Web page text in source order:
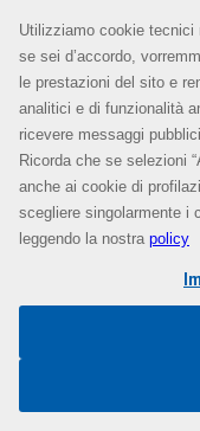
Utilizziamo cookie
se sei d’accordo,
le prestazioni del sito e
analitici e di funzionalità
ricevere messaggi
Ricorda che se selezioni
anche ai cookie di
scegliere singolarmente i
leggendo la nostra policy